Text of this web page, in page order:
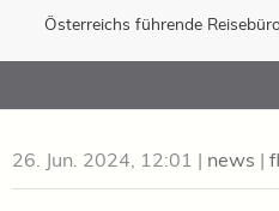
Österreichs führende
to
26. Jun. 2024, 12:01 | news |